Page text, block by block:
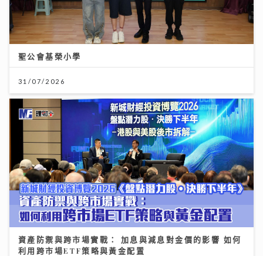
聖公會基榮小學
31/07/2026
資產防禦與跨市場實戰： 加息與減息對金價的影響 如何
利用跨市場ETF策略與黃金配置